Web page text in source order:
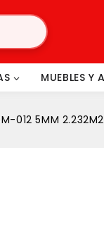
MUEBLES Y
012 5MM